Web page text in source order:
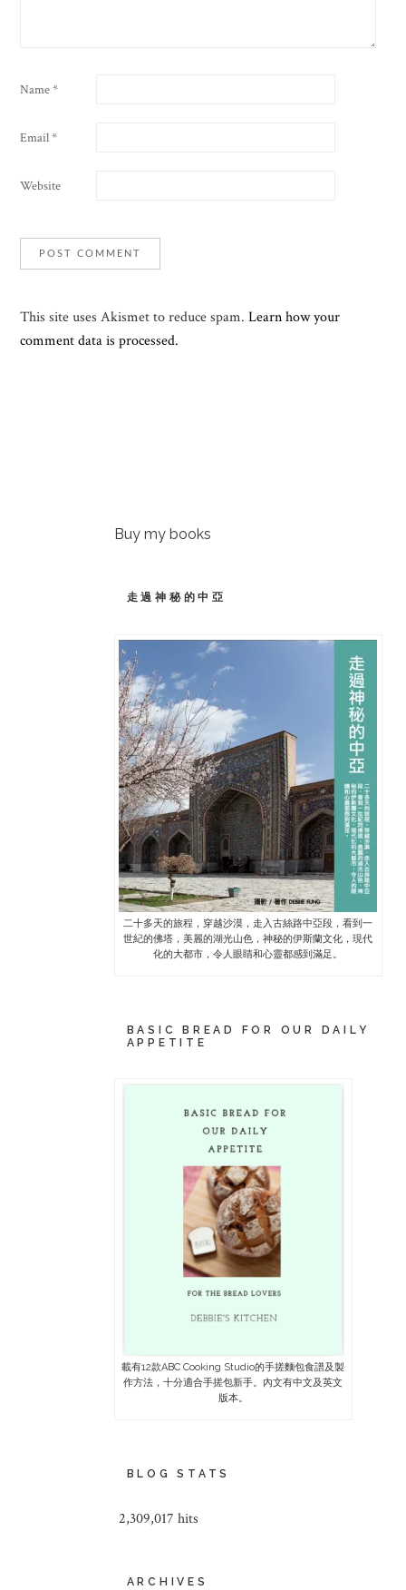
Name*
Email*
Website
This site uses Akismet to reduce spam.Learn how your
comment data is processed.
Buy my books
走過神秘的中亞
二十多天的旅程，穿越沙漠，走入古絲路中亞段，看到一
世紀的佛塔，美麗的湖光山色，神秘的伊斯蘭文化，現代
化的大都市，令人眼睛和心靈都感到滿足。
BASIC BREAD FOR OUR DAILY
APPETITE
載有12款ABC Cooking Studio的手搓麵包食譜及製
作方法，十分適合手搓包新手。內文有中文及英文
版本。
BLOG STATS
2,309,017 hits
ARCHIVES